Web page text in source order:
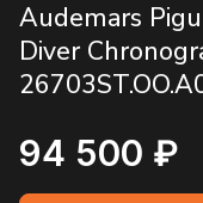
Audemars
Diver
94 500 ₽